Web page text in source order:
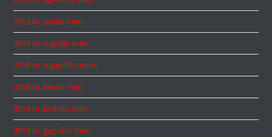
2018 m. spalio mėn.
2018 m. rugsėjo mėn.
2018 m. rugpjūčio mėn.
2018 m. liepos mėn.
2018 m. birželio mėn.
2018 m. gegužės mėn.